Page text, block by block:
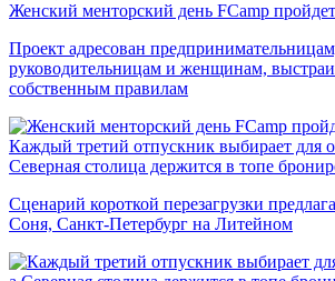
Женский менторский день FCamp
Проект адресован
руководительницам и женщинам,
собственным правилам
Каждый третий отпускник выбирает для
Северная столица держится в топе
Сценарий короткой перезагрузки
Соня, Санкт-Петербург на Литейном